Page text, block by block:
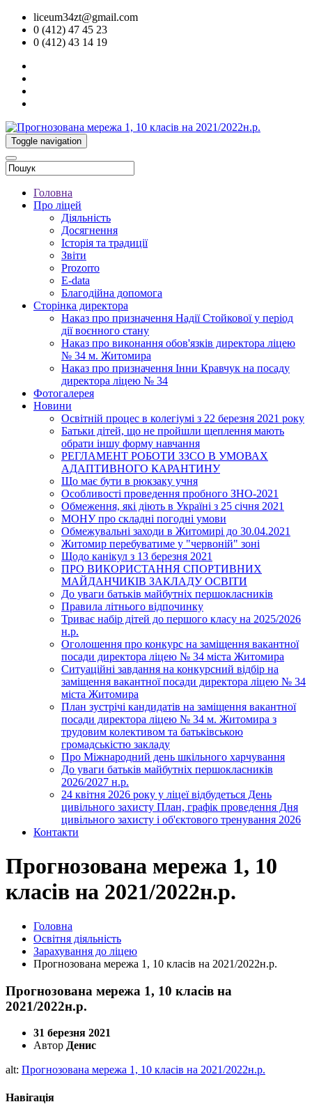
liceum34zt@gmail.com
0 (412) 47 45 23
0 (412) 43 14 19
Toggle navigation
Головна
Про ліцей
Діяльність
Досягнення
Історія та традиції
Звіти
Prozorro
E-data
Благодійна допомога
Сторінка директора
Наказ про призначення Надії Стойкової у період
дії воєнного стану
Наказ про виконання обов'язків директора ліцею
№ 34 м. Житомира
Наказ про призначення Інни Кравчук на посаду
директора ліцею № 34
Фотогалерея
Новини
Освітній процес в колегіумі з 22 березня 2021 року
Батьки дітей, що не пройшли щеплення мають
обрати іншу форму навчання
РЕГЛАМЕНТ РОБОТИ ЗЗСО В УМОВАХ
АДАПТИВНОГО КАРАНТИНУ
Що має бути в рюкзаку учня
Особливості проведення пробного ЗНО-2021
Обмеження, які діють в Україні з 25 січня 2021
МОНУ про складні погодні умови
Обмежувальні заходи в Житомирі до 30.04.2021
Житомир перебуватиме у "червоній" зоні
Щодо канікул з 13 березня 2021
ПРО ВИКОРИСТАННЯ СПОРТИВНИХ
МАЙДАНЧИКІВ ЗАКЛАДУ ОСВІТИ
До уваги батьків майбутніх першокласників
Правила літнього відпочинку
Триває набір дітей до першого класу на 2025/2026
н.р.
Оголошення про конкурс на заміщення вакантної
посади директора ліцею № 34 міста Житомира
Ситуаційні завдання на конкурсний відбір на
заміщення вакантної посади директора ліцею № 34
міста Житомира
План зустрічі кандидатів на заміщення вакантної
посади директора ліцею № 34 м. Житомира з
трудовим колективом та батьківською
громадськістю закладу
Про Міжнародний день шкільного харчування
До уваги батьків майбутніх першокласників
2026/2027 н.р.
24 квітня 2026 року у ліцеї відбудеться День
цивільного захисту План, графік проведення Дня
цивільного захисту і об'єктового тренування 2026
Контакти
Прогнозована мережа 1, 10
класів на 2021/2022н.р.
Головна
Освітня діяльність
Зарахування до ліцею
Прогнозована мережа 1, 10 класів на 2021/2022н.р.
Прогнозована мережа 1, 10 класів на
2021/2022н.р.
31 березня 2021
Автор Денис
alt: Прогнозована мережа 1, 10 класів на 2021/2022н.р.
Навігація